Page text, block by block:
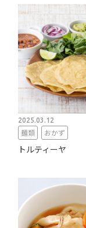
2025.03.12
麺類 おかず
トルティーヤ